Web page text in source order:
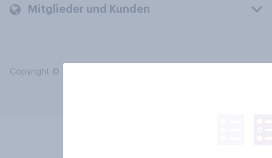
Mitglieder und Kunden
Copyright © 2026 YouGov PLC. Alle Rechte vorbehalten.